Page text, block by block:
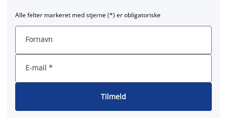
Alle felter markeret med stjerne (*) er obligatoriske
Fornavn
E-mail *
Tilmeld